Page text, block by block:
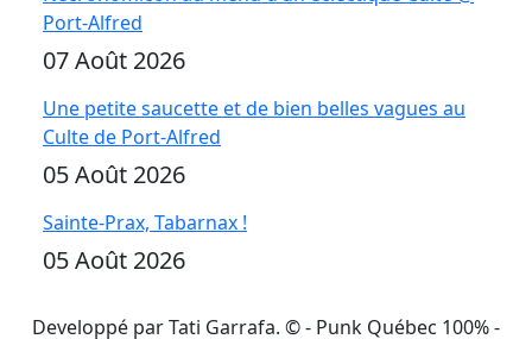
Port-Alfred
07 Août 2026
Une petite saucette et de bien belles vagues au
Culte de Port-Alfred
05 Août 2026
Sainte-Prax, Tabarnax !
05 Août 2026
Developpé par Tati Garrafa. ©- Punk Québec 100% -